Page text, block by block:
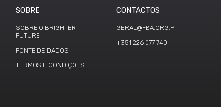
SOBRE
SOBRE O BRIGHTER
FUTURE
FONTE DE DADOS
TERMOS E CONDIÇÕES
CONTACTOS
GERAL@FBA.ORG.PT
+351 226 077 740